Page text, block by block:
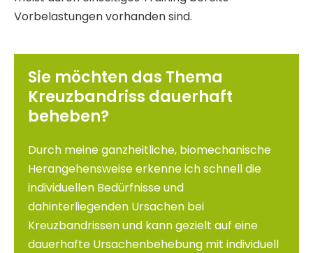
Vorbelastungen vorhanden sind.
Sie möchten das Thema
Kreuzbandriss dauerhaft
beheben?
Durch meine ganzheitliche, biomechanische
Herangehensweise erkenne ich schnell die
individuellen Bedürfnisse und
dahinterliegenden Ursachen bei
Kreuzbandrissen und kann gezielt auf eine
dauerhafte Ursachenbehebung mit individuell